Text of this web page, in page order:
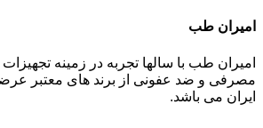
امیران طب
امیران طب با سالها تجربه در زمینه
مصرفی و ضد عفونی از برند های معتبر
ایران می باشد.